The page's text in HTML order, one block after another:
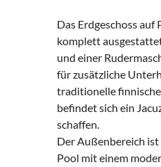
Das Erdgeschoss
komplett
und einer
für zusätzliche
traditionelle finnische
befindet sich ein
schaffen.
Der Außenbereich
Pool mit einem